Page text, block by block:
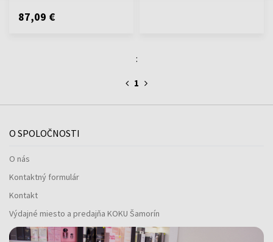
87,09 €
:
1
O SPOLOČNOSTI
O nás
Kontaktný formulár
Kontakt
Výdajné miesto a predajňa KOKU Šamorín